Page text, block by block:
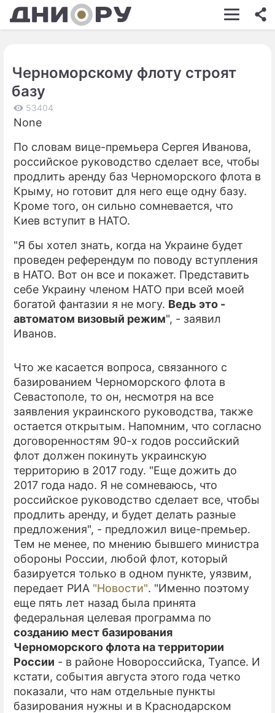
ШОУ-БИЗНЕС
КИНО
ЭКОНОМИКА
ПРОИСШЕСТВИЯ
СОННИК
СЕРИАЛЫ
ИГРЫ
ПРЕСС-РЕЛИЗЫ
О ПРОЕКТЕ
Черноморскому флоту строят
базу
53404
None
По словам вице-премьера Сергея Иванова,
российское руководство сделает все, чтобы
продлить аренду баз Черноморского флота в
Крыму, но готовит для него еще одну базу.
Кроме того, он сильно сомневается, что
Киев вступит в НАТО.
"Я бы хотел знать, когда на Украине будет
проведен референдум по поводу вступления
в НАТО. Вот он все и покажет. Представить
себе Украину членом НАТО при всей моей
богатой фантазии я не могу. Ведь это -
автоматом визовый режим", - заявил
Иванов.
Что же касается вопроса, связанного с
базированием Черноморского флота в
Севастополе, то он, несмотря на все
заявления украинского руководства, также
остается открытым. Напомним, что согласно
договоренностям 90-х годов российский
флот должен покинуть украинскую
территорию в 2017 году. "Еще дожить до
2017 года надо. Я не сомневаюсь, что
российское руководство сделает все, чтобы
продлить аренду, и будет делать разные
предложения", - предложил вице-премьер.
Тем не менее, по мнению бывшего министра
обороны России, любой флот, который
базируется только в одном пункте, уязвим,
передает РИА "Новости". "Именно поэтому
еще пять лет назад была принята
федеральная целевая программа по
созданию мест базирования
Черноморского флота на территории
России - в районе Новороссийска, Туапсе. И
кстати, события августа этого года четко
показали, что нам отдельные пункты
базирования нужны и в Краснодарском